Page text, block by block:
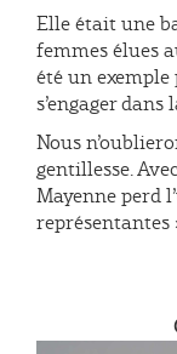
Elle était une
femmes élues
été un
s’engager
Nous
gentillesse.
Mayenne perd
représentantes